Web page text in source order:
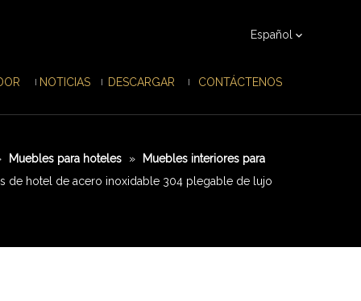
Español
NOTICIAS DESCARGAR CONTÁCTENOS
Muebles para hoteles »
Muebles interiores para
de hotel de acero inoxidable 304 plegable de lujo